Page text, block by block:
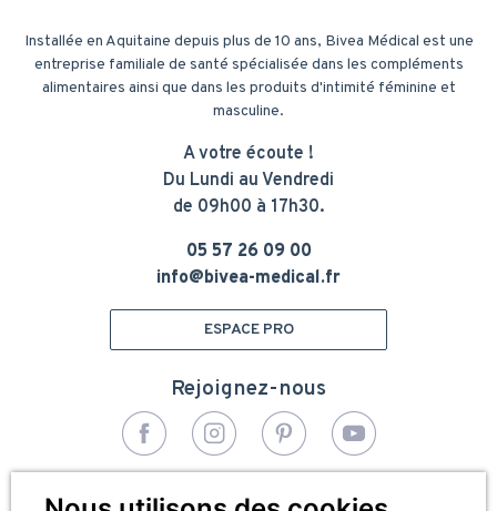
Installée en Aquitaine depuis plus de 10 ans, Bivea Médical est une
entreprise familiale de santé spécialisée dans les compléments
alimentaires ainsi que dans les produits d'intimité féminine et
masculine.
A votre écoute !
Du Lundi au Vendredi
de 09h00 à 17h30.
05 57 26 09 00
info@bivea-medical.fr
ESPACE PRO
Rejoignez-nous